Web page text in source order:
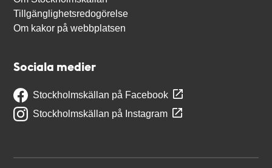
Tillgänglighetsredogörelse
Om kakor på webbplatsen
Sociala medier
Stockholmskällan på Facebook
Stockholmskällan på Instagram